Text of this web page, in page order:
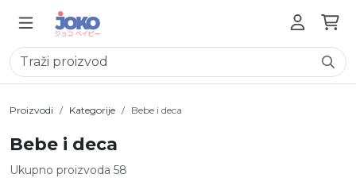
Proizvodi Kategorije Bebe i deca
Bebe i deca
Ukupno proizvoda 58